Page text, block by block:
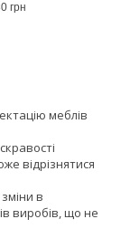
грн
меблів
відрізнятися
в
виробів, що не